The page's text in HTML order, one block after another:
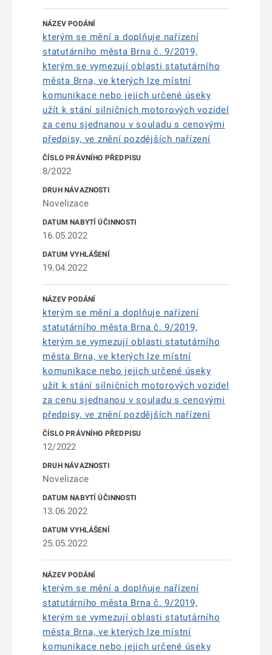
kterým se mění a doplňuje nařízení
statutárního města Brna č. 9/2019,
kterým se vymezují oblasti statutárního
města Brna, ve kterých lze místní
komunikace nebo jejich určené úseky
užít k stání silničních motorových vozidel
za cenu sjednanou v souladu s cenovými
předpisy, ve znění pozdějších nařízení
8/2022
Novelizace
16.05.2022
19.04.2022
kterým se mění a doplňuje nařízení
statutárního města Brna č. 9/2019,
kterým se vymezují oblasti statutárního
města Brna, ve kterých lze místní
komunikace nebo jejich určené úseky
užít k stání silničních motorových vozidel
za cenu sjednanou v souladu s cenovými
předpisy, ve znění pozdějších nařízení
12/2022
Novelizace
13.06.2022
25.05.2022
kterým se mění a doplňuje nařízení
statutárního města Brna č. 9/2019,
kterým se vymezují oblasti statutárního
města Brna, ve kterých lze místní
komunikace nebo jejich určené úseky